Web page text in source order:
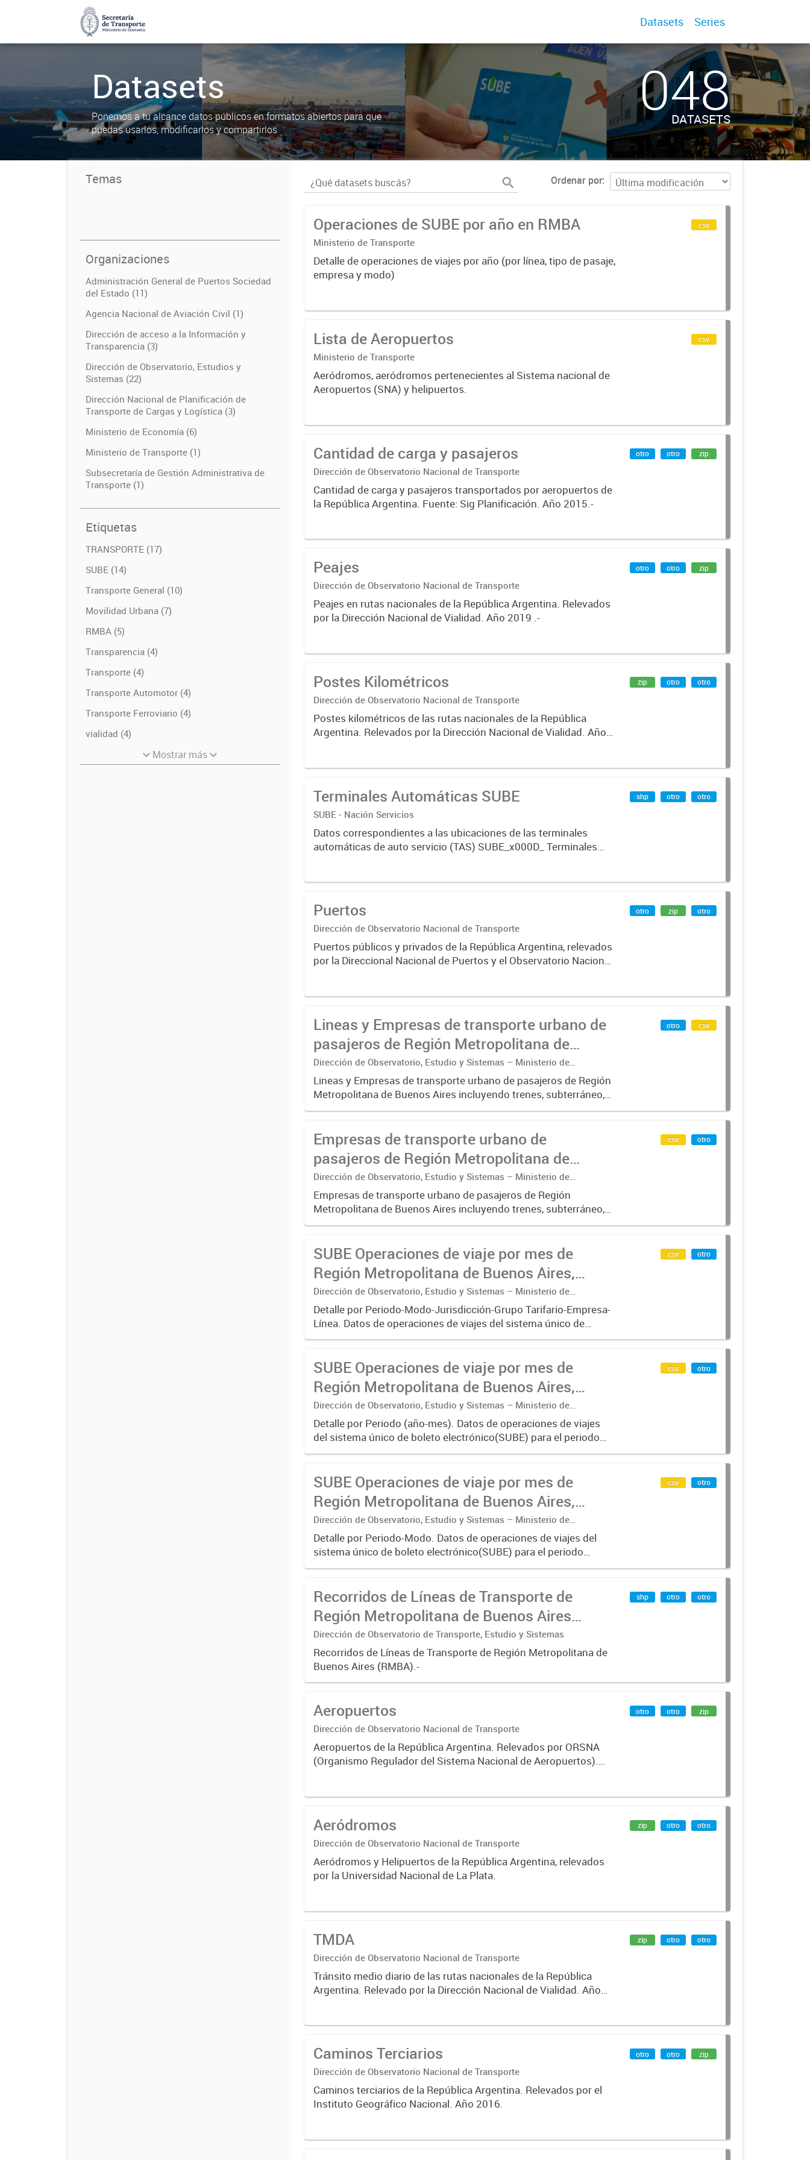
Datasets Series
Datasets
Ponemos a tu alcance datos públicos en formatos abiertos para que
puedas usarlos, modificarlos y compartirlos
048
DATASETS
Temas
Organizaciones
Administración General de Puertos Sociedad
del Estado (11)
Agencia Nacional de Aviación Civil (1)
Dirección de acceso a la Información y
Transparencia (3)
Dirección de Observatorio, Estudios y
Sistemas (22)
Dirección Nacional de Planificación de
Transporte de Cargas y Logística (3)
Ministerio de Economía (6)
Ministerio de Transporte (1)
Subsecretaría de Gestión Administrativa de
Transporte (1)
Etiquetas
TRANSPORTE (17)
SUBE (14)
Transporte General (10)
Movilidad Urbana (7)
RMBA (5)
Transparencia (4)
Transporte (4)
Transporte Automotor (4)
Transporte Ferroviario (4)
vialidad (4)
Mostrar más
Ordenar por
Operaciones de SUBE por año en RMBA
Ministerio de Transporte
Detalle de operaciones de viajes por año (por línea, tipo de pasaje,
empresa y modo)
csv
Lista de Aeropuertos
Ministerio de Transporte
Aeródromos, aeródromos pertenecientes al Sistema nacional de
Aeropuertos (SNA) y helipuertos.
csv
Cantidad de carga y pasajeros
Dirección de Observatorio Nacional de Transporte
Cantidad de carga y pasajeros transportados por aeropuertos de
la República Argentina. Fuente: Sig Planificación. Año 2015.-
otro otro zip
Peajes
Dirección de Observatorio Nacional de Transporte
Peajes en rutas nacionales de la República Argentina. Relevados
por la Dirección Nacional de Vialidad. Año 2019 .-
otro otro zip
Postes Kilométricos
Dirección de Observatorio Nacional de Transporte
Postes kilométricos de las rutas nacionales de la República
Argentina. Relevados por la Dirección Nacional de Vialidad. Año
zip otro otro
Terminales Automáticas SUBE
SUBE - Nación Servicios
Datos correspondientes a las ubicaciones de las terminales
automáticas de auto servicio (TAS) SUBE_x000D_ Terminales
shp otro otro
Puertos
Dirección de Observatorio Nacional de Transporte
Puertos públicos y privados de la República Argentina, relevados
por la Direccional Nacional de Puertos y el Observatorio Nacional
otro zip otro
Lineas y Empresas de transporte urbano de
pasajeros de Región Metropolitana de
Buenos Aires - SUBE
Dirección de Observatorio, Estudio y Sistemas – Ministerio de
Transporte
Lineas y Empresas de transporte urbano de pasajeros de Región
Metropolitana de Buenos Aires incluyendo trenes, subterráneo,
pre metro y colectivos. Empresas que operan con SUBE .-
otro csv
Empresas de transporte urbano de
pasajeros de Región Metropolitana de
Buenos Aires - SUBE
Dirección de Observatorio, Estudio y Sistemas – Ministerio de
Transporte
Empresas de transporte urbano de pasajeros de Región
Metropolitana de Buenos Aires incluyendo trenes, subterráneo,
pre metro y colectivos. Empresas que operan con SUBE_x000D_
csv otro
SUBE Operaciones de viaje por mes de
Región Metropolitana de Buenos Aires,
agregado
Dirección de Observatorio, Estudio y Sistemas – Ministerio de
Transporte
Detalle por Periodo-Modo-Jurisdicción-Grupo Tarifario-Empresa-
Línea. Datos de operaciones de viajes del sistema único de
boleto electrónico(SUBE) para el periodo registrado desde
csv otro
SUBE Operaciones de viaje por mes de
Región Metropolitana de Buenos Aires,
agregado por Mes
Dirección de Observatorio, Estudio y Sistemas – Ministerio de
Transporte
Detalle por Periodo (año-mes). Datos de operaciones de viajes
del sistema único de boleto electrónico(SUBE) para el periodo
registrado desde 01/01/2013 hasta 31/10/2019 para líneas de
csv otro
SUBE Operaciones de viaje por mes de
Región Metropolitana de Buenos Aires,
agregado por Periodo-Modo
Dirección de Observatorio, Estudio y Sistemas – Ministerio de
Transporte
Detalle por Periodo-Modo. Datos de operaciones de viajes del
sistema único de boleto electrónico(SUBE) para el periodo
registrado desde 01/01/2013 hasta 30/06/2019 para líneas de
csv otro
Recorridos de Líneas de Transporte de
Región Metropolitana de Buenos Aires
(RMBA)
Dirección de Observatorio de Transporte, Estudio y Sistemas
Recorridos de Líneas de Transporte de Región Metropolitana de
Buenos Aires (RMBA).-
shp otro otro
Aeropuertos
Dirección de Observatorio Nacional de Transporte
Aeropuertos de la República Argentina. Relevados por ORSNA
(Organismo Regulador del Sistema Nacional de Aeropuertos).
otro otro zip
Aeródromos
Dirección de Observatorio Nacional de Transporte
Aeródromos y Helipuertos de la República Argentina, relevados
por la Universidad Nacional de La Plata.
zip otro otro
TMDA
Dirección de Observatorio Nacional de Transporte
Tránsito medio diario de las rutas nacionales de la República
Argentina. Relevado por la Dirección Nacional de Vialidad. Año
zip otro otro
Caminos Terciarios
Dirección de Observatorio Nacional de Transporte
Caminos terciarios de la República Argentina. Relevados por el
Instituto Geográfico Nacional. Año 2016.
otro otro zip